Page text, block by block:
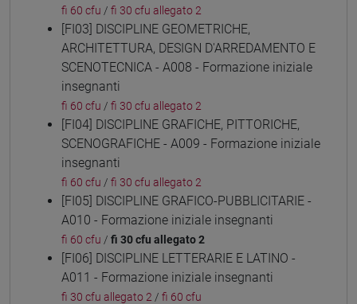
fi 60 cfu / fi 30 cfu allegato 2
[FI03] DISCIPLINE GEOMETRICHE,
ARCHITETTURA, DESIGN D'ARREDAMENTO E
SCENOTECNICA - A008 - Formazione iniziale
insegnanti
fi 60 cfu / fi 30 cfu allegato 2
[FI04] DISCIPLINE GRAFICHE, PITTORICHE,
SCENOGRAFICHE - A009 - Formazione iniziale
insegnanti
fi 60 cfu / fi 30 cfu allegato 2
[FI05] DISCIPLINE GRAFICO-PUBBLICITARIE -
A010 - Formazione iniziale insegnanti
fi 60 cfu / fi 30 cfu allegato 2
[FI06] DISCIPLINE LETTERARIE E LATINO -
A011 - Formazione iniziale insegnanti
fi 30 cfu allegato 2 / fi 60 cfu